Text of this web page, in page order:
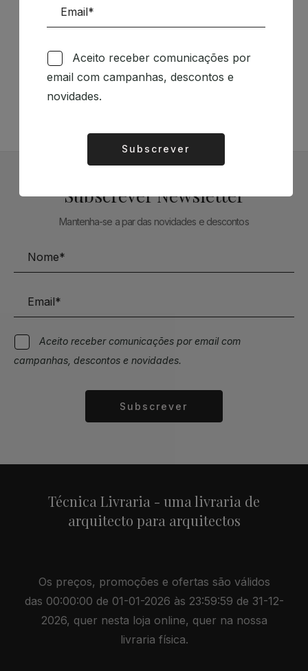
Siga-nos nas Redes Sociais
Subscrever Newsletter
Mantenha-se a par das novidades e descontos
Aceito receber comunicações por email com
campanhas, descontos e novidades.
Subscrever
Técnica Livraria - uma livraria de
arquitecto para arquitectos
Os preços, promoções e ofertas são válidos
das 00:00:00 de 01-01-2026 às 23:59:59 de 31-12-
2026, quer nesta loja online, quer na nossa
livraria física.
Aceito receber comunicações por
email com campanhas, descontos e
novidades.
Subscrever